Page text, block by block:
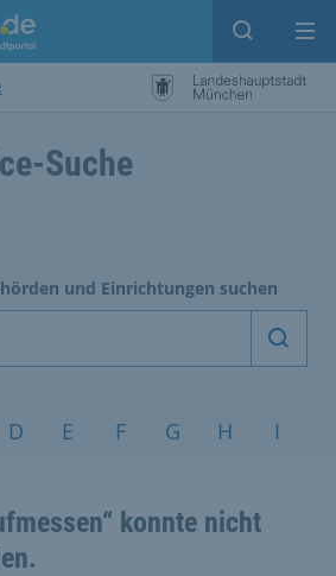
Suche
Suche
und Einrichtungen suchen
Alphabet
D E F G H I
konnte nicht